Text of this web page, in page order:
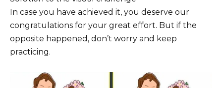
In case you have achieved it, you deserve our
congratulations for your great effort. But if the
opposite happened, don’t worry and keep
practicing.